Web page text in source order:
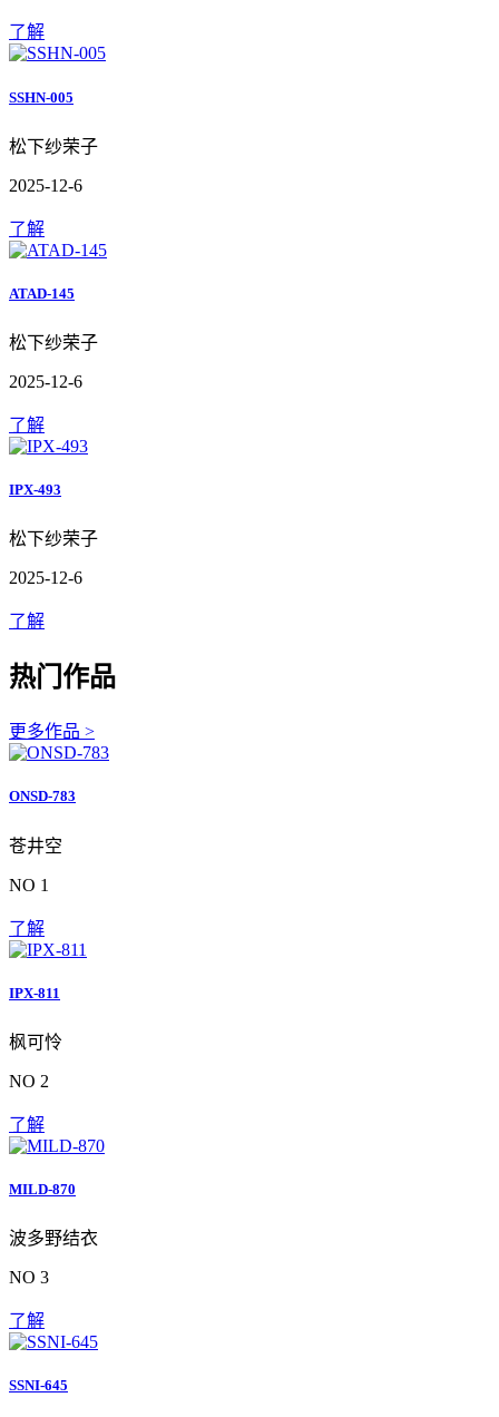
了解
SSHN-005
松下纱荣子
2025-12-6
了解
ATAD-145
松下纱荣子
2025-12-6
了解
IPX-493
松下纱荣子
2025-12-6
了解
热门作品
更多作品 >
ONSD-783
苍井空
NO 1
了解
IPX-811
枫可怜
NO 2
了解
MILD-870
波多野结衣
NO 3
了解
SSNI-645